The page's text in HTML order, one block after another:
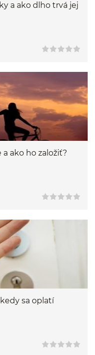
a ako dlho trvá jej
ako ho založiť?
sa oplatí